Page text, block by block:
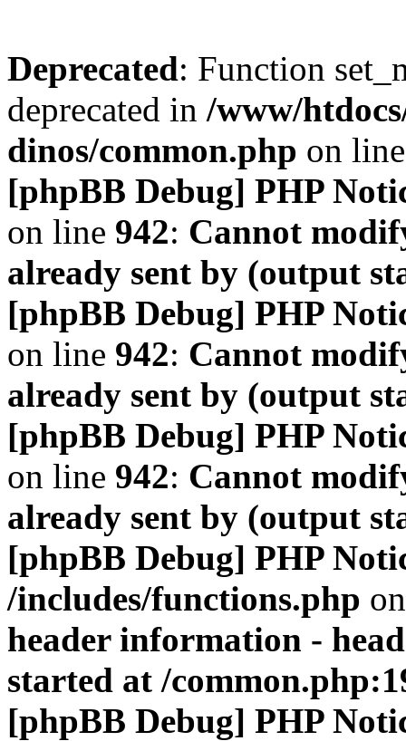
Deprecated: Function
deprecated in /www/
dinos/common.php on
[phpBB Debug] PHP
on line 942: Cannot
already sent by (output
[phpBB Debug] PHP
on line 942: Cannot
already sent by (output
[phpBB Debug] PHP
on line 942: Cannot
already sent by (output
[phpBB Debug] PHP
/includes/functions.php
header information -
started at /
[phpBB Debug] PHP